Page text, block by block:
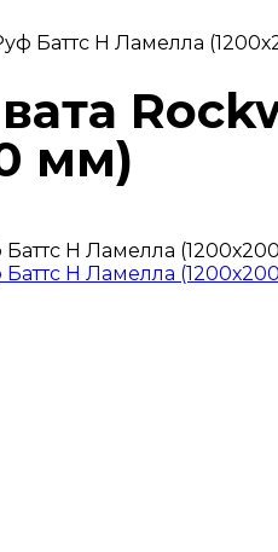
Баттс Н Ламелла
мм)